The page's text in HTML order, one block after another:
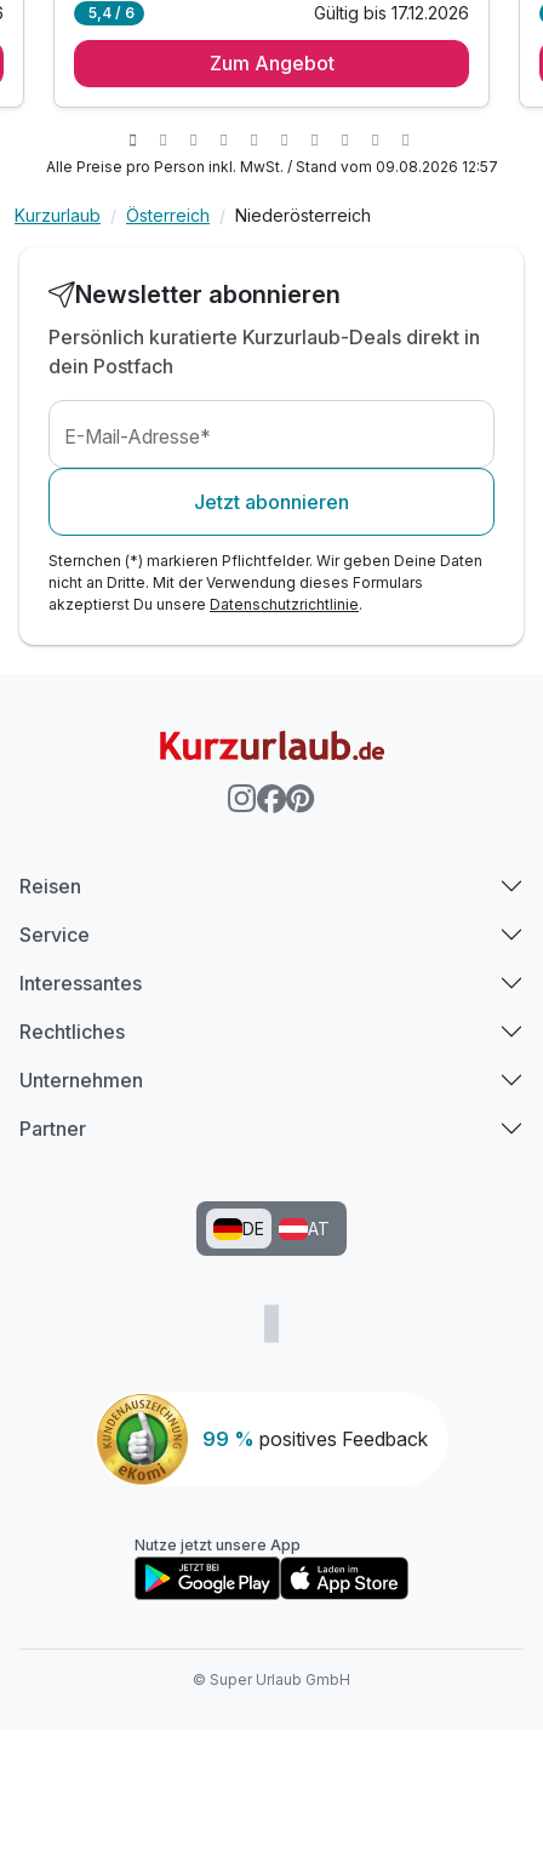
2 x reichhaltiges Frühstück vom Buffet
Tipp: Ausflug ins Dorf Lunz am See
5,4 / 6 Gültig bis 17.12.2026
Zum Angebot
Alle Preise pro Person inkl. MwSt. / Stand vom 09.08.2026 12:57
Kurzurlaub Österreich Niederösterreich
Newsletter abonnieren
Persönlich kuratierte Kurzurlaub-Deals direkt in
dein Postfach
E-Mail-Adresse*
Jetzt abonnieren
Sternchen (*) markieren Pflichtfelder. Wir geben Deine Daten
nicht an Dritte. Mit der Verwendung dieses Formulars
akzeptierst Du unsere Datenschutzrichtlinie.
99 % positives Feedback
Reisen
Service
Interessantes
Rechtliches
Unternehmen
Partner
DE AT
Nutze jetzt unsere App
© Super Urlaub GmbH